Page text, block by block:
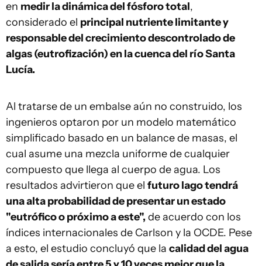
en medir la dinámica del fósforo total,
considerado el principal nutriente limitante y
responsable del crecimiento descontrolado de
algas (eutrofización) en la cuenca del río Santa
Lucía.
Al tratarse de un embalse aún no construido, los
ingenieros optaron por un modelo matemático
simplificado basado en un balance de masas, el
cual asume una mezcla uniforme de cualquier
compuesto que llega al cuerpo de agua. Los
resultados advirtieron que el futuro lago tendrá
una alta probabilidad de presentar un estado
"eutrófico o próximo a este", de acuerdo con los
índices internacionales de Carlson y la OCDE. Pese
a esto, el estudio concluyó que la calidad del agua